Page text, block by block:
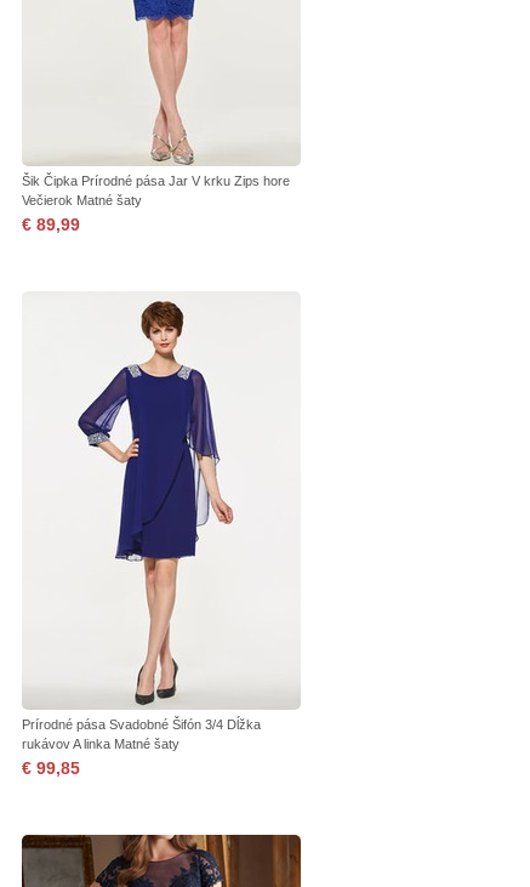
Šik Čipka Prírodné pása Jar V krku Zips hore
Večierok Matné šaty
€ 89,99
Prírodné pása Svadobné Šifón 3/4 Dĺžka
rukávov A linka Matné šaty
€ 99,85